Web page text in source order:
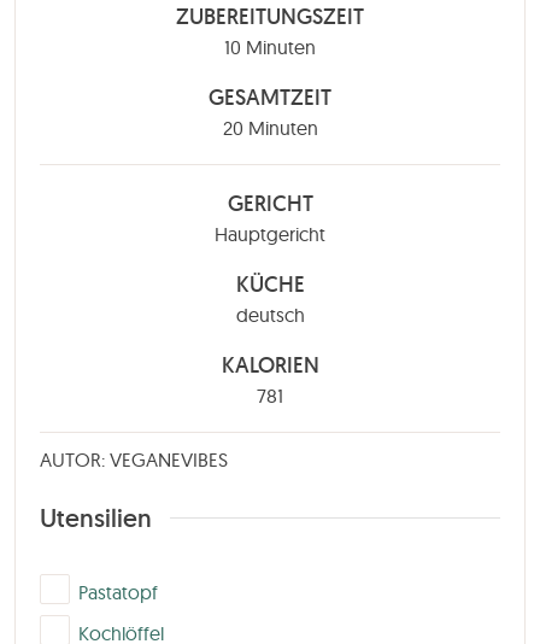
ZUBEREITUNGSZEIT
10 Minuten
Minuten
GESAMTZEIT
20Minuten
Minuten
GERICHT
Hauptgericht
KÜCHE
deutsch
KALORIEN
781
AUTOR: VEGANEVIBES
Utensilien
▢
Pastatopf
▢
Kochlöffel